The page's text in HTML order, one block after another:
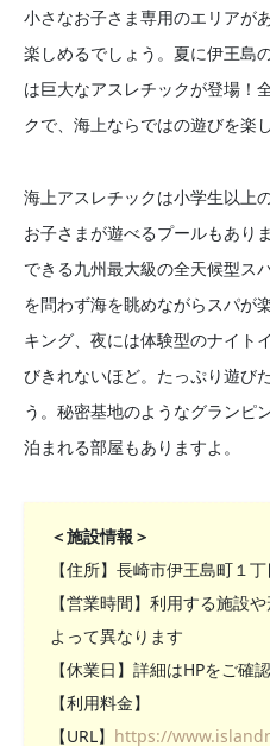
小さなお子さま専用のエリアが
楽しめるでしょう。夏に伊王島
は巨大なアスレチックが登場！
クで、海上ならではの遊びを楽
海上アスレチックは小学生以上
お子さまが遊べるプールもあり
できる九州最大級の全天候型ス
を問わず海を眺めながらスパが
キング、夜には体験型のナイト
びきれないほど。たっぷり遊び
う。秘密基地のようなグランピ
泊まれる部屋もありますよ。
＜施設情報＞
【住所】長崎市伊王島町１
【営業時間】利用する施設
よって異なります
【休業日】詳細はHPをご確
【利用料金】
【URL】 https://